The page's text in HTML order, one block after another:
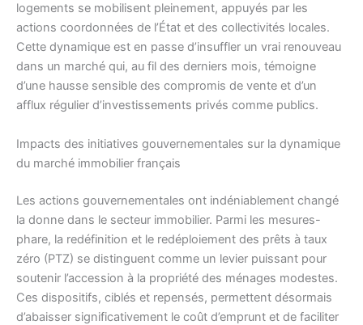
logements se mobilisent pleinement, appuyés par les
actions coordonnées de l’État et des collectivités locales.
Cette dynamique est en passe d’insuffler un vrai renouveau
dans un marché qui, au fil des derniers mois, témoigne
d’une hausse sensible des compromis de vente et d’un
afflux régulier d’investissements privés comme publics.
Impacts des initiatives gouvernementales sur la dynamique
du marché immobilier français
Les actions gouvernementales ont indéniablement changé
la donne dans le secteur immobilier. Parmi les mesures-
phare, la redéfinition et le redéploiement des prêts à taux
zéro (PTZ) se distinguent comme un levier puissant pour
soutenir l’accession à la propriété des ménages modestes.
Ces dispositifs, ciblés et repensés, permettent désormais
d’abaisser significativement le coût d’emprunt et de faciliter